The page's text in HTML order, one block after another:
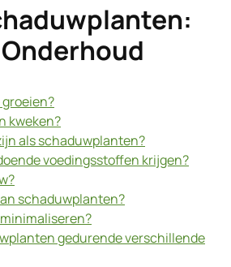
kweken?
als schaduwplanten?
voedingsstoffen krijgen?
schaduwplanten?
gedurende verschillende